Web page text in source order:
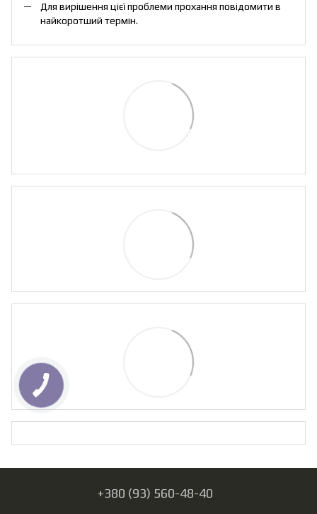
Для вирішення цієї проблеми прохання повідомити в
найкоротший термін.
+380 (93) 560-48-40